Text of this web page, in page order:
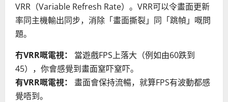
VRR（Variable Refresh Rate）。VRR可以令畫面更新
率同主機輸出同步，消除「畫面撕裂」同「跳幀」嘅問
題。
冇VRR嘅電視：
當遊戲FPS上落大（例如由60跌到
45），你會感覺到畫面窒吓窒吓。
有VRR嘅電視：
畫面會保持流暢，就算FPS有波動都感
覺唔到。